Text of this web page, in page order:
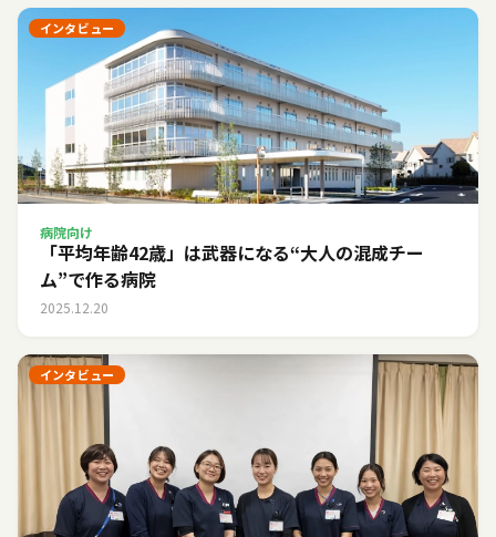
インタビュー
病院向け
「平均年齢42歳」は武器になる――“大人の混成チー
ム”で作る病院
2025.12.20
インタビュー